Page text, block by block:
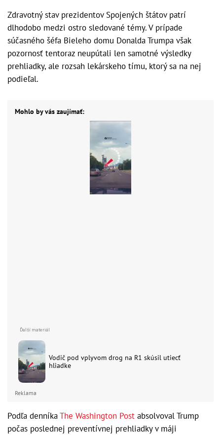
Zdravotný stav prezidentov Spojených štátov patrí
dlhodobo medzi ostro sledované témy. V prípade
súčasného šéfa Bieleho domu Donalda Trumpa však
pozornosť tentoraz neupútali len samotné výsledky
prehliadky, ale rozsah lekárskeho tímu, ktorý sa na nej
podieľal.
Mohlo by vás zaujímať:
Vodič pod vplyvom drog na R1 skúsil utiecť
hliadke
Reklama
Podľa denníkaThe Washington Post absolvoval Trump
počas poslednej preventívnej prehliadky v máji